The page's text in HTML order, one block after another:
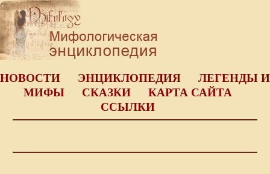
НОВОСТИ ЭНЦИКЛОПЕДИЯ
ЛЕГЕНДЫ И
МИФЫ
СКАЗКИ
КАРТА САЙТА
ССЫЛКИ